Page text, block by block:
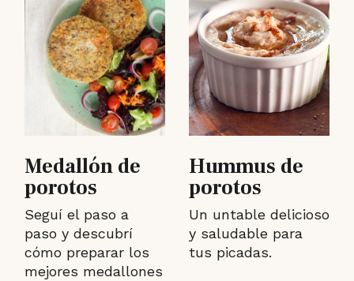
Medallón de
porotos
Seguí el paso a
paso y descubrí
cómo preparar los
mejores medallones
Hummus de
porotos
Un untable delicioso
y saludable para
tus picadas.